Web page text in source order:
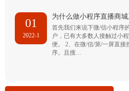
01
2022-1
为什么做小程序直播商城
首先我们来说下微/信小程序
户，已有大多数人接触过小
便。 2、在微/信/第/一屏直接
序。且搜…